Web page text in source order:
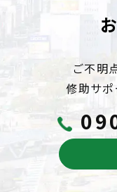
ご不明
修助サ